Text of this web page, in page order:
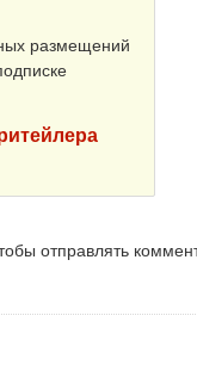
размещений
отправлять